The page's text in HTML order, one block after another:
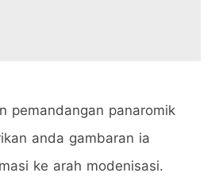
pemandangan panaromik
anda gambaran ia
ke arah modenisasi.